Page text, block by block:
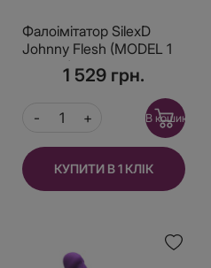
Фалоімітатор SilexD
Johnny Flesh (MODEL 1
size 7in), двошаровий,
силікон +Silexpan,
1 529 грн.
В кошик
КУПИТИ В 1 КЛІК